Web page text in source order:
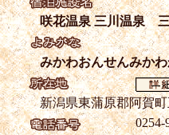
咲花温泉 三川温泉
みかわおんせんみか
新潟県東蒲原郡阿賀
0254-